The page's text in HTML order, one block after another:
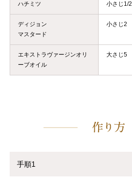
ハチミツ 小さじ1/2
ディジョン
マスタード
小さじ2
エキストラヴァージンオリ
ーブオイル
大さじ5
手順1